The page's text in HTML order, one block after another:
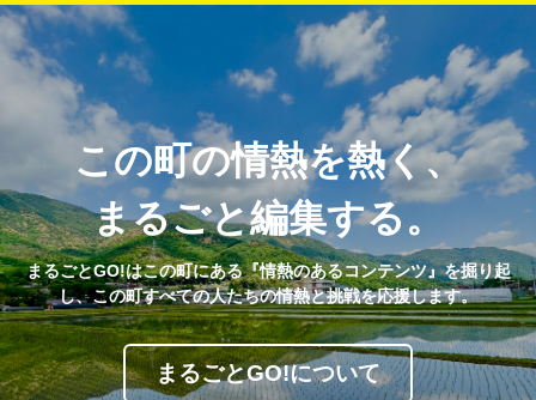
この町の情熱を熱く、
まるごと編集する。
まるごとGO!はこの町にある『情熱のあるコンテンツ』を掘り起
し、この町すべての人たちの情熱と挑戦を応援します。
まるごとGO!について